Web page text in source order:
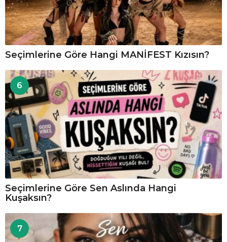
Seçimlerine Göre Hangi MANİFEST Kızısın?
6
Seçimlerine Göre Sen Aslında Hangi
Kuşaksın?
7